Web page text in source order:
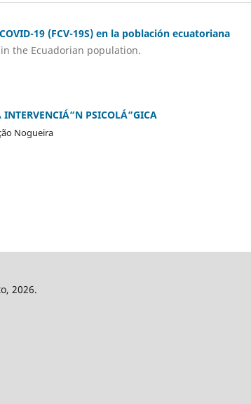
19 (FCV-19S) en la población ecuatoriana
in the Ecuadorian population.
PSICOLÁ“GICA
Nogueira
2026.